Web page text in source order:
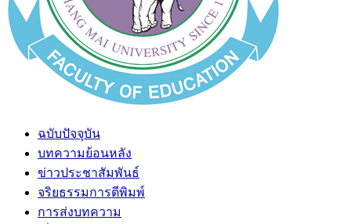
ฉบับปัจจุบัน
บทความย้อนหลัง
ข่าวประชาสัมพันธ์
จริยธรรมการตีพิมพ์
การส่งบทความ